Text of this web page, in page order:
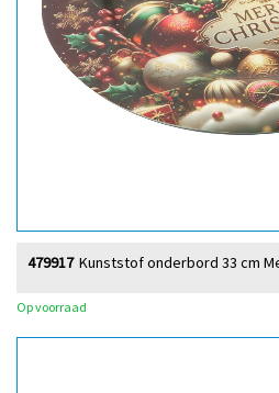
Kunststof onderbord 33 cm
479917
Op voorraad